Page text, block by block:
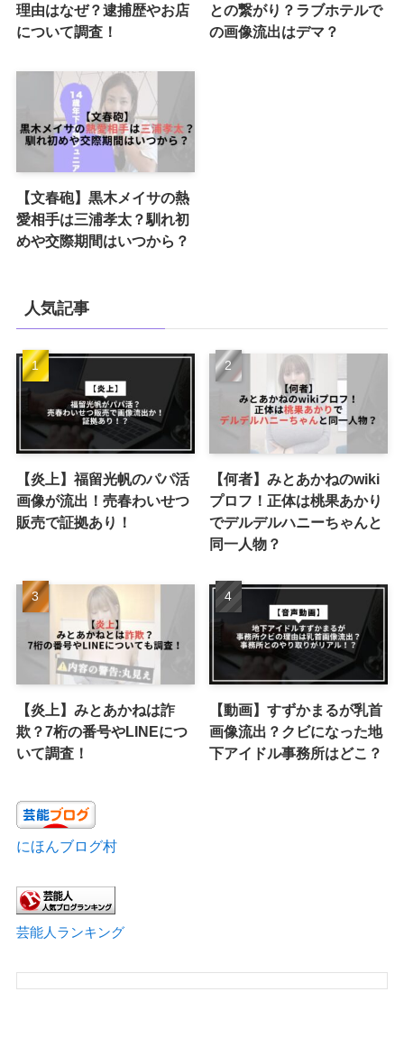
理由はなぜ？逮捕歴やお店
について調査！
との繋がり？ラブホテルで
の画像流出はデマ？
【文春砲】黒木メイサの熱
愛相手は三浦孝太？馴れ初
めや交際期間はいつから？
人気記事
【炎上】福留光帆のパパ活
画像が流出！売春わいせつ
販売で証拠あり！
【何者】みとあかねのwiki
プロフ！正体は桃果あかり
でデルデルハニーちゃんと
同一人物？
【炎上】みとあかねは詐
欺？7桁の番号やLINEにつ
いて調査！
【動画】すずかまるが乳首
画像流出？クビになった地
下アイドル事務所はどこ？
にほんブログ村
芸能人ランキング